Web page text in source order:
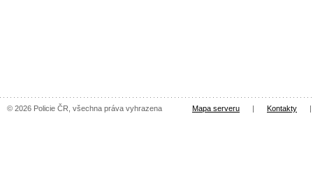
© 2026 Policie ČR, všechna práva vyhrazena Mapa serveru | Kontakty |